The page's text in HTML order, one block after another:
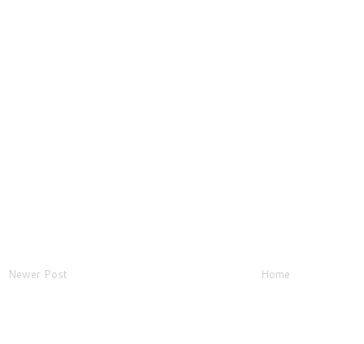
Newer Post Home